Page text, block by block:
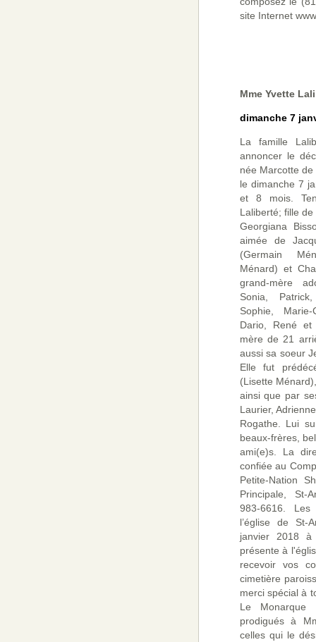
site Internet
Mme Yvette
dimanche 7
La famille
annoncer le
née Marcotte
le dimanche 7
et 8 mois.
Laliberté; fille
Georgiana
aimée de
(Germain
Ménard) et
grand-mère
Sonia,
Sophie,
Dario, René et
mère de 21
aussi sa soeur
Elle fut
(Lisette
ainsi que par
Laurier,
Rogathe. Lui
beaux-frères,
ami(e)s. La
confiée au
Petite-Nation
Principale, St-
983-6616.
l’église de St-
janvier 2018
présente à
recevoir vos
cimetière
merci spécial à
Le Monarque
prodigués à
celles qui le